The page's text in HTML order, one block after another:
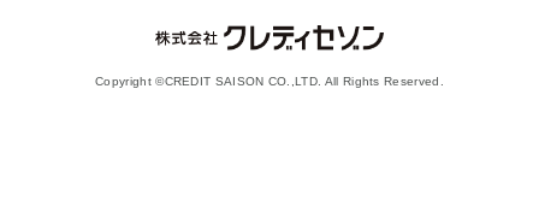
Copyright ©CREDIT SAISON CO.,LTD. All Rights Reserved.